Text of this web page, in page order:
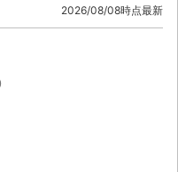
2026/08/08時点最新